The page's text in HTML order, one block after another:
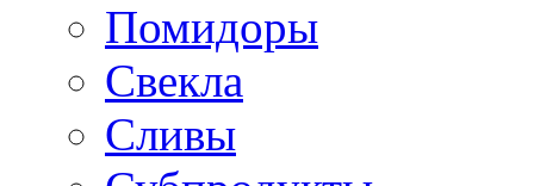
Помидоры
Свекла
Сливы